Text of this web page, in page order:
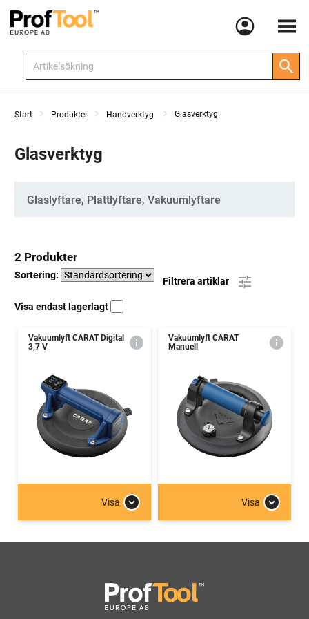
Meny
Start Produkter Handverktyg Glasverktyg
Glasverktyg
Kategorier
Glaslyftare, Plattlyftare, Vakuumlyftare
2 Produkter
Sortering:
Filtrera artiklar
Visa endast lagerlagt
Vakuumlyft CARAT Digital
3,7 V
Visa
Vakuumlyft CARAT
Manuell
Visa